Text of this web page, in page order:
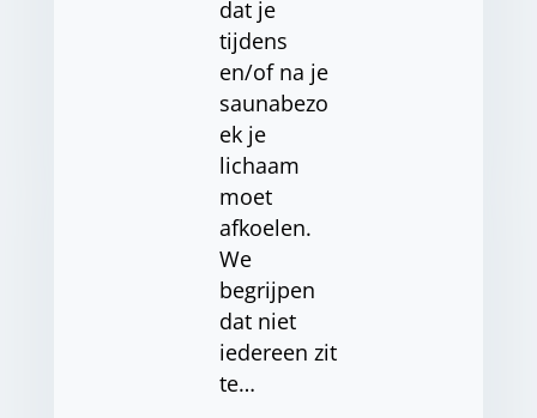
dat je
tijdens
en/of na je
saunabezo
ek je
lichaam
moet
afkoelen.
We
begrijpen
dat niet
iedereen zit
te…